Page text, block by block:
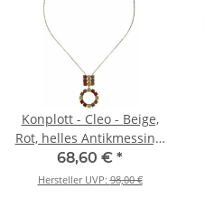
Konplott - Cleo - Beige,
Rot, helles Antikmessing,
Halskette mit Anhänger,
Lang
68,60 € *
Hersteller UVP:98,00 €